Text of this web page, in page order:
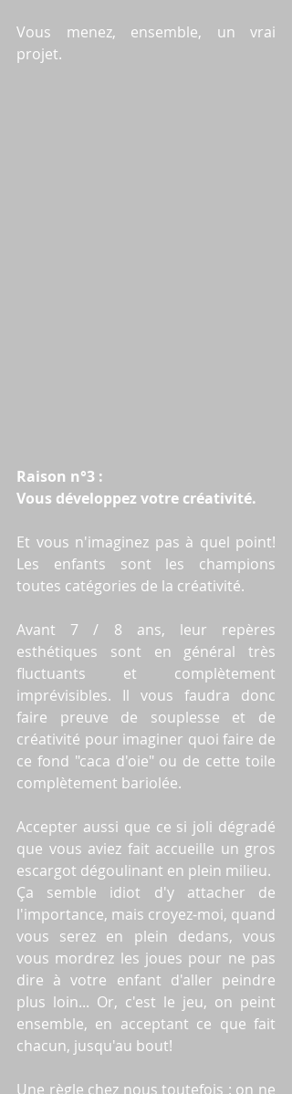
Vous menez, ensemble, un vrai
projet.
Raison n°3 :
Vous développez votre créativité.
Et vous n'imaginez pas à quel point!
Les enfants sont les champions
toutes catégories de la créativité.
Avant 7 / 8 ans, leur repères
esthétiques sont en général très
fluctuants et complètement
imprévisibles. Il vous faudra donc
faire preuve de souplesse et de
créativité pour imaginer quoi faire de
ce fond "caca d'oie" ou de cette toile
complètement bariolée.
Accepter aussi que ce si joli dégradé
que vous aviez fait accueille un gros
escargot dégoulinant en plein milieu.
Ça semble idiot d'y attacher de
l'importance, mais croyez-moi, quand
vous serez en plein dedans, vous
vous mordrez les joues pour ne pas
dire à votre enfant d'aller peindre
plus loin... Or, c'est le jeu, on peint
ensemble, en acceptant ce que fait
chacun, jusqu'au bout!
Une règle chez nous toutefois : on ne